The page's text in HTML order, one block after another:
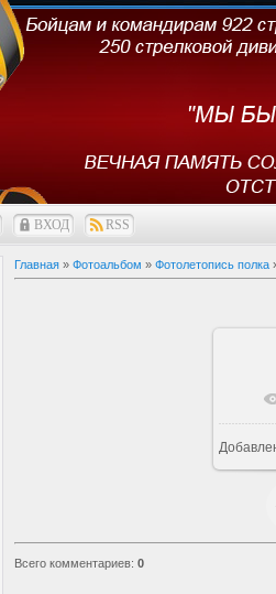
ВХОД RSS
Главная » Фотоальбом » Фотолетопись полка
Всего комментариев: 0